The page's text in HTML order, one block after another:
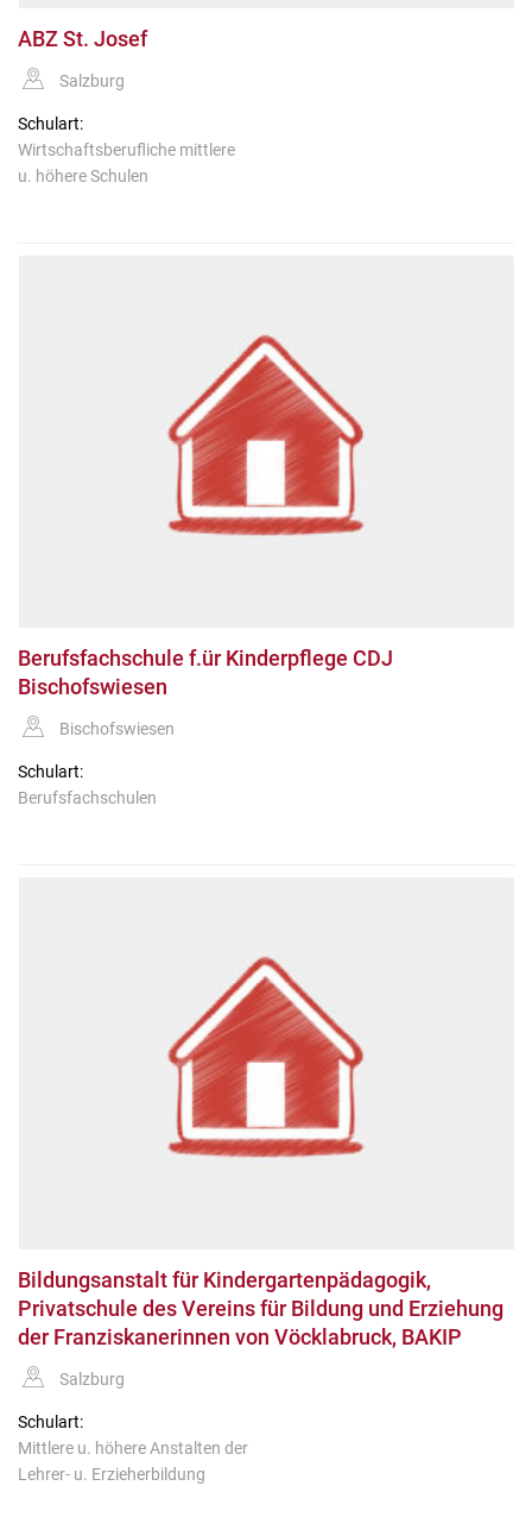
ABZ St. Josef
Salzburg
Schulart:
Wirtschaftsberufliche mittlere
u. höhere Schulen
Berufsfachschule f.ür Kinderpflege CDJ
Bischofswiesen
Bischofswiesen
Schulart:
Berufsfachschulen
Bildungsanstalt für Kindergartenpädagogik,
Privatschule des Vereins für Bildung und Erziehung
der Franziskanerinnen von Vöcklabruck, BAKIP
Salzburg
Schulart:
Mittlere u. höhere Anstalten der
Lehrer- u. Erzieherbildung